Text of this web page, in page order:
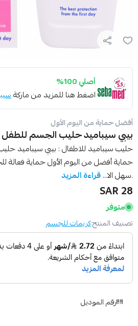
أصلي 100%
اضغط هنا للمزيد من ماركة
أفضل حماية من اليوم الأول
بيبي سيباميد حليب الجسم للطفل 200 مل
حماية أفضل من اليوم الأول حماية
.سهل الا...قراءة المزيد
28 SAR
متوفر
تصنيف المنتج:كريمات للجسم
رقم الموديل